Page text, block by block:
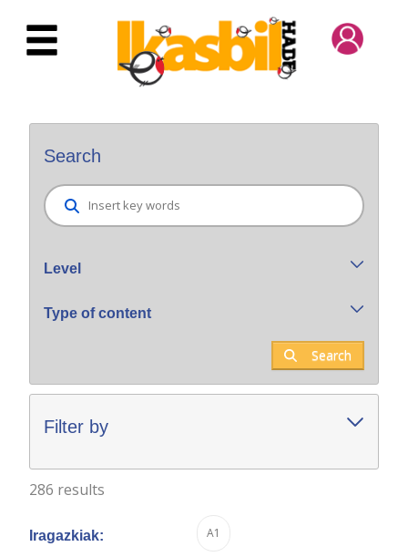
Skip to Main Content
Search
Level
Type of content
Search
Filter by
286 results
Iragazkiak: A1